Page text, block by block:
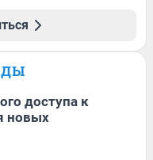
доступа к
новых